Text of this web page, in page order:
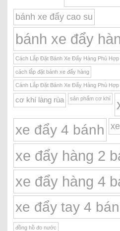
bánh xe đẩy cao su
bánh xe đẩy
Cách Lắp Đặt Bánh Xe Đẩy Hàng Phù Hợp
cách lắp đặt bánh xe đẩy hàng
Cánh Lắp Đặt Bánh Xe Đẩy Hàng Phù
cơ khí làng rùa sản phẩm cơ khí
xe đẩy 4 bánh
xe đẩy hàng 2
xe đẩy hàng 4
xe đẩy tay 4
đồng hồ đo nước